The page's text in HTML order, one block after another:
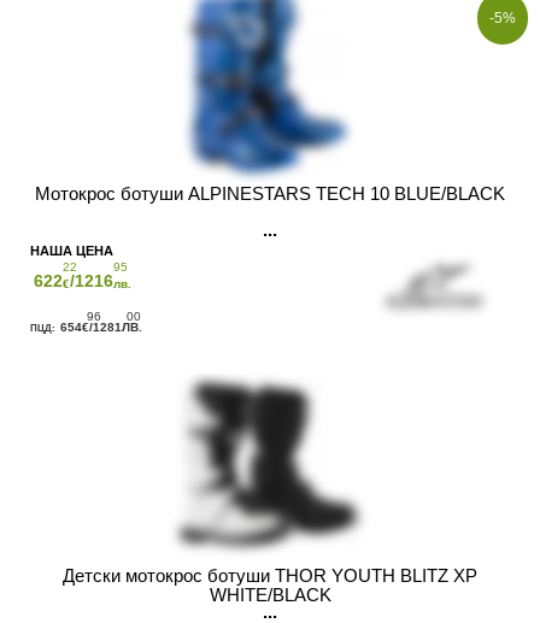
-5%
Мотокрос ботуши ALPINESTARS TECH 10 BLUE/BLACK
622
22
€/1216
95
лв.
654
96
€/1281
00
ЛВ.
Детски мотокрос ботуши THOR YOUTH BLITZ XP
WHITE/BLACK